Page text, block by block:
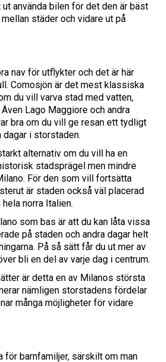
använda bilen för det den är bäst
städer och vidare ut på
nav för utflykter och det är här
Comosjön är det mest klassiska
du vill varva stad med vatten,
Lago Maggiore och andra
bra om du vill ge resan ett tydligt
i storstaden.
alternativ om du vill ha en
stadsprägel men mindre
För den som vill fortsätta
är staden också väl placerad
norra Italien.
som bas är att du kan låta vissa
på staden och andra dagar helt
På så sätt får du ut mer av
bli en del av varje dag i centrum.
är detta en av Milanos största
nämligen storstadens fördelar
många möjligheter för vidare
för barnfamiljer, särskilt om man